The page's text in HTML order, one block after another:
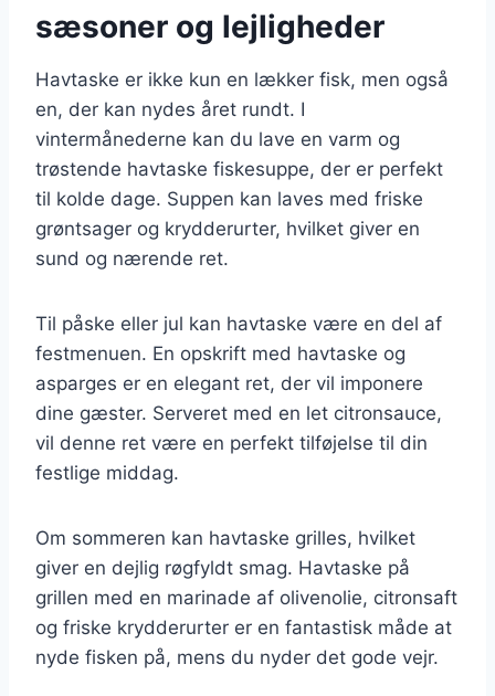
sæsoner og lejligheder
Havtaske er ikke kun en lækker fisk, men også
en, der kan nydes året rundt. I
vintermånederne kan du lave en varm og
trøstende havtaske fiskesuppe, der er perfekt
til kolde dage. Suppen kan laves med friske
grøntsager og krydderurter, hvilket giver en
sund og nærende ret.
Til påske eller jul kan havtaske være en del af
festmenuen. En opskrift med havtaske og
asparges er en elegant ret, der vil imponere
dine gæster. Serveret med en let citronsauce,
vil denne ret være en perfekt tilføjelse til din
festlige middag.
Om sommeren kan havtaske grilles, hvilket
giver en dejlig røgfyldt smag. Havtaske på
grillen med en marinade af olivenolie, citronsaft
og friske krydderurter er en fantastisk måde at
nyde fisken på, mens du nyder det gode vejr.